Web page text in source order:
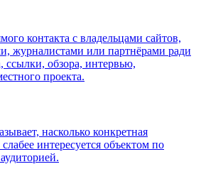
контакта с владельцами сайтов,
журналистами или партнёрами ради
ссылки, обзора, интервью,
проекта.
насколько конкретная
интересуется объектом по